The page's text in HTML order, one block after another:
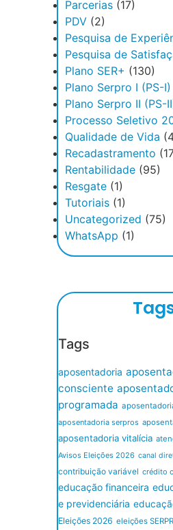
Parcerias(17)
PDV(2)
Pesquisa de
Pesquisa de
Plano SER+ (130)
Plano Serpro I (PS-I)
Plano Serpro II (PS-
Processo Seletivo
Qualidade de Vida
Recadastramento
Rentabilidade(95)
Resgate(1)
Tutoriais(1)
Uncategorized (75)
WhatsApp (1)
Tags
aposentadoria
consciente
programada
aposentadoria serpros
aposentadoria vitalícia
Avisos Eleições 2026 canal
contribuição variável crédito
educação financeira
e previdenciária
Eleições 2026 eleições